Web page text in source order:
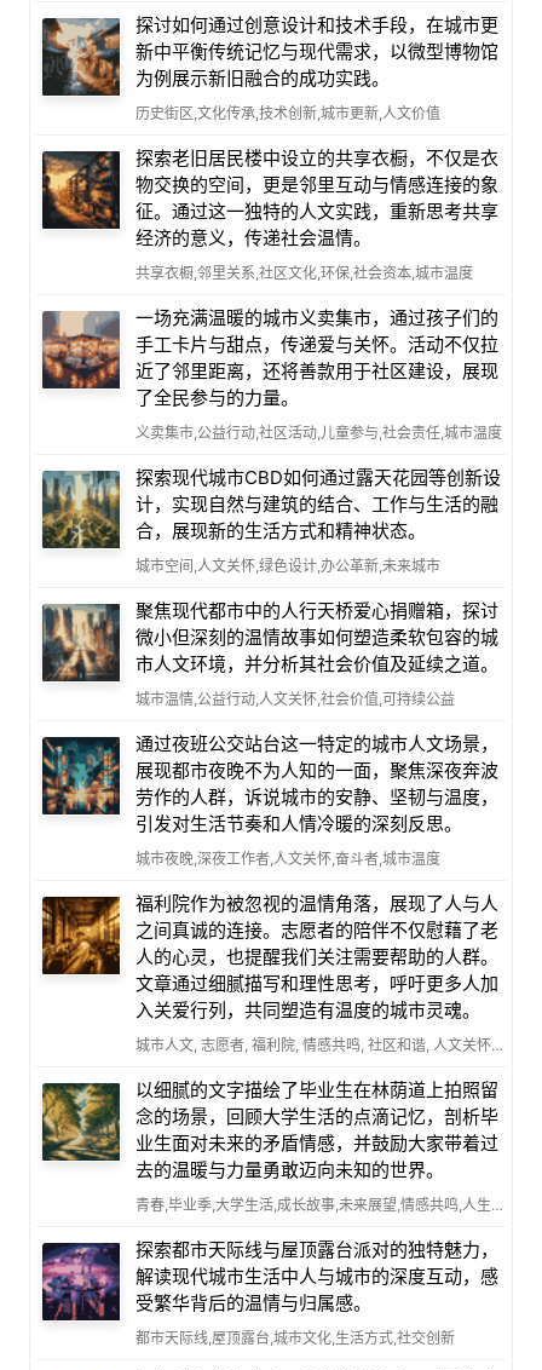
探讨如何通过创意设计和技术手段，在城市更
新中平衡传统记忆与现代需求，以微型博物馆
为例展示新旧融合的成功实践。
历史街区,文化传承,技术创新,城市更新,人文价值
探索老旧居民楼中设立的共享衣橱，不仅是衣
物交换的空间，更是邻里互动与情感连接的象
征。通过这一独特的人文实践，重新思考共享
经济的意义，传递社会温情。
共享衣橱,邻里关系,社区文化,环保,社会资本,城市温度
一场充满温暖的城市义卖集市，通过孩子们的
手工卡片与甜点，传递爱与关怀。活动不仅拉
近了邻里距离，还将善款用于社区建设，展现
了全民参与的力量。
义卖集市,公益行动,社区活动,儿童参与,社会责任,城市温度
探索现代城市CBD如何通过露天花园等创新设
计，实现自然与建筑的结合、工作与生活的融
合，展现新的生活方式和精神状态。
城市空间,人文关怀,绿色设计,办公革新,未来城市
聚焦现代都市中的人行天桥爱心捐赠箱，探讨
微小但深刻的温情故事如何塑造柔软包容的城
市人文环境，并分析其社会价值及延续之道。
城市温情,公益行动,人文关怀,社会价值,可持续公益
通过夜班公交站台这一特定的城市人文场景，
展现都市夜晚不为人知的一面，聚焦深夜奔波
劳作的人群，诉说城市的安静、坚韧与温度，
引发对生活节奏和人情冷暖的深刻反思。
城市夜晚,深夜工作者,人文关怀,奋斗者,城市温度
福利院作为被忽视的温情角落，展现了人与人
之间真诚的连接。志愿者的陪伴不仅慰藉了老
人的心灵，也提醒我们关注需要帮助的人群。
文章通过细腻描写和理性思考，呼吁更多人加
入关爱行列，共同塑造有温度的城市灵魂。
城市人文, 志愿者, 福利院, 情感共鸣, 社区和谐, 人文关怀, 温暖瞬间
以细腻的文字描绘了毕业生在林荫道上拍照留
念的场景，回顾大学生活的点滴记忆，剖析毕
业生面对未来的矛盾情感，并鼓励大家带着过
去的温暖与力量勇敢迈向未知的世界。
青春,毕业季,大学生活,成长故事,未来展望,情感共鸣,人生转折
探索都市天际线与屋顶露台派对的独特魅力，
解读现代城市生活中人与城市的深度互动，感
受繁华背后的温情与归属感。
都市天际线,屋顶露台,城市文化,生活方式,社交创新